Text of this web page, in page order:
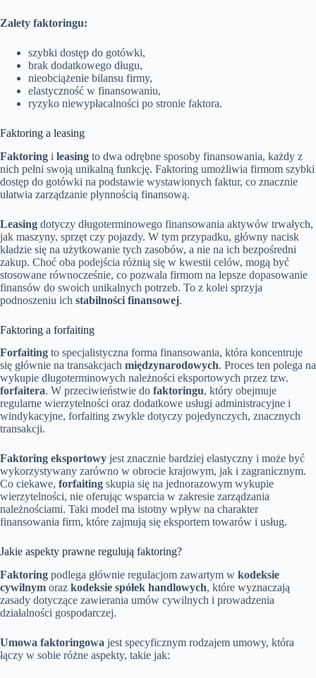
Zalety faktoringu:
szybki dostęp do gotówki,
brak dodatkowego długu,
nieobciążenie bilansu firmy,
elastyczność w finansowaniu,
ryzyko niewypłacalności po stronie faktora.
Faktoring a leasing
Faktoring i leasing to dwa odrębne sposoby finansowania, każdy z
nich pełni swoją unikalną funkcję. Faktoring umożliwia firmom szybki
dostęp do gotówki na podstawie wystawionych faktur, co znacznie
ułatwia zarządzanie płynnością finansową.
Leasing dotyczy długoterminowego finansowania aktywów trwałych,
jak maszyny, sprzęt czy pojazdy. W tym przypadku, główny nacisk
kładzie się na użytkowanie tych zasobów, a nie na ich bezpośredni
zakup. Choć oba podejścia różnią się w kwestii celów, mogą być
stosowane równocześnie, co pozwala firmom na lepsze dopasowanie
finansów do swoich unikalnych potrzeb. To z kolei sprzyja
podnoszeniu ich stabilności finansowej.
Faktoring a forfaiting
Forfaiting to specjalistyczna forma finansowania, która koncentruje
się głównie na transakcjach międzynarodowych. Proces ten polega na
wykupie długoterminowych należności eksportowych przez tzw.
forfaitera. W przeciwieństwie do faktoringu, który obejmuje
regularne wierzytelności oraz dodatkowe usługi administracyjne i
windykacyjne, forfaiting zwykle dotyczy pojedynczych, znacznych
transakcji.
Faktoring eksportowy jest znacznie bardziej elastyczny i może być
wykorzystywany zarówno w obrocie krajowym, jak i zagranicznym.
Co ciekawe, forfaiting skupia się na jednorazowym wykupie
wierzytelności, nie oferując wsparcia w zakresie zarządzania
należnościami. Taki model ma istotny wpływ na charakter
finansowania firm, które zajmują się eksportem towarów i usług.
Jakie aspekty prawne regulują faktoring?
Faktoring podlega głównie regulacjom zawartym w kodeksie
cywilnym oraz kodeksie spółek handlowych, które wyznaczają
zasady dotyczące zawierania umów cywilnych i prowadzenia
działalności gospodarczej.
Umowa faktoringowa jest specyficznym rodzajem umowy, która
łączy w sobie różne aspekty, takie jak: